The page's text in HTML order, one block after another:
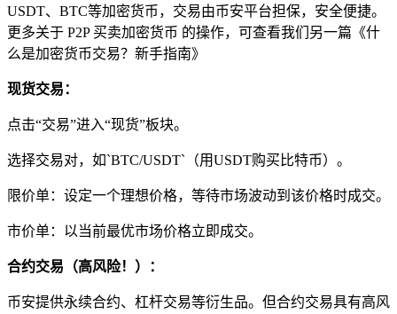
USDT、BTC等加密货币，交易由币安平台担保，安全便捷。
更多关于 P2P 买卖加密货币 的操作，可查看我们另一篇《什
么是加密货币交易？新手指南》
现货交易：
点击“交易”进入“现货”板块。
选择交易对，如`BTC/USDT`（用USDT购买比特币）。
限价单：设定一个理想价格，等待市场波动到该价格时成交。
市价单：以当前最优市场价格立即成交。
合约交易（高风险！）：
币安提供永续合约、杠杆交易等衍生品。但合约交易具有高风